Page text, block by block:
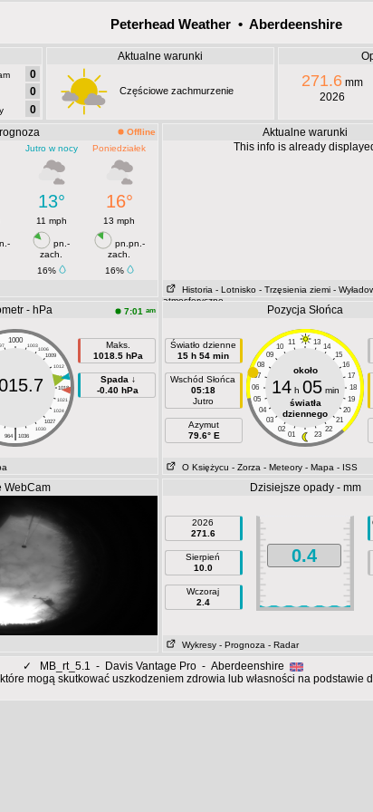
Peterhead Weather • Aberdeenshire
0
0
0
Aktualne warunki
Częściowe zachmurzenie
271.6 mm
2026
Offline
Jutro w nocy Poniedziałek
13° 16°
11 mph 13 mph
pn.-
zach.
pn.pn.-
zach.
16%
16%
Aktualne warunki
This info is already
Historia - Lotnisko - Trzęsienia ziemi -
atmosferyczne
- hPa 7:01 am
1000
1003
1006
1009
1012
1015
1018
1021
1024
1027
1030
|
964 1036
Maks.
1018.5 hPa
Spada ↓
-0.40 hPa
Pozycja Słońca
Światło dzienne
15 h 54 min
Wschód Słońca
05:18
Jutro
Azymut
79.6° E
11 13
10
14
09
15
08
16
07
17
06
18
05
19
04
20
03
21
02
22
01 23
około
14h 05min
światła
dziennego
O Księżycu - Zorza - Meteory - Mapa - ISS
WebCam Dzisiejsze opady - mm
2026
271.6
Sierpień
10.0
Wczoraj
2.4
0.4
Wykresy - Prognoza - Radar
✓
MB_rt_5.1 - Davis Vantage Pro - Aberdeenshire
mogą skutkować uszkodzeniem zdrowia lub własności na podstawie